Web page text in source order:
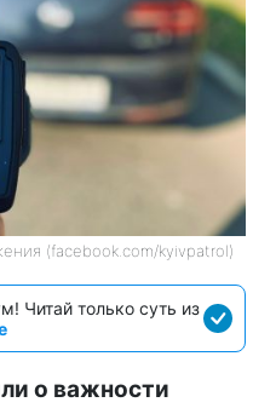
(facebook.com/kyivpatrol)
Читай только суть из
о важности